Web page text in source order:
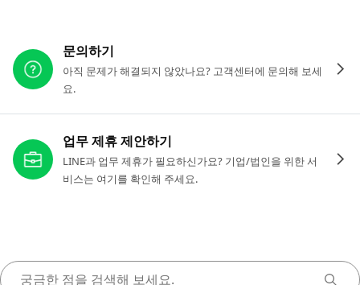
문의하기
아직 문제가 해결되지 않았나요? 고객센터에 문의해 보세
요.
업무 제휴 제안하기
LINE과 업무 제휴가 필요하신가요? 기업/법인을 위한 서
비스는 여기를 확인해 주세요.